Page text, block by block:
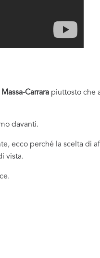
Carrara piuttosto che
davanti.
ecco perché la scelta di
vista.